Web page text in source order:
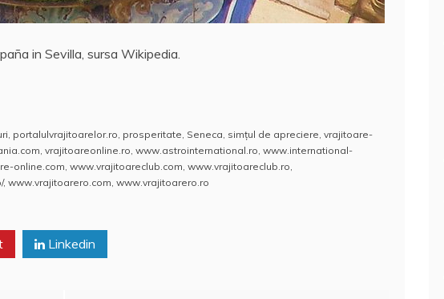
in Sevilla, sursa Wikipedia.
, portalulvrajitoarelor.ro, prosperitate, Seneca, simţul de apreciere, vrajitoare-
, vrajitoareonline.ro, www.astrointernational.ro, www.international-
online.com, www.vrajitoareclub.com, www.vrajitoareclub.ro,
, www.vrajitoarero.com, www.vrajitoarero.ro
Linkedin